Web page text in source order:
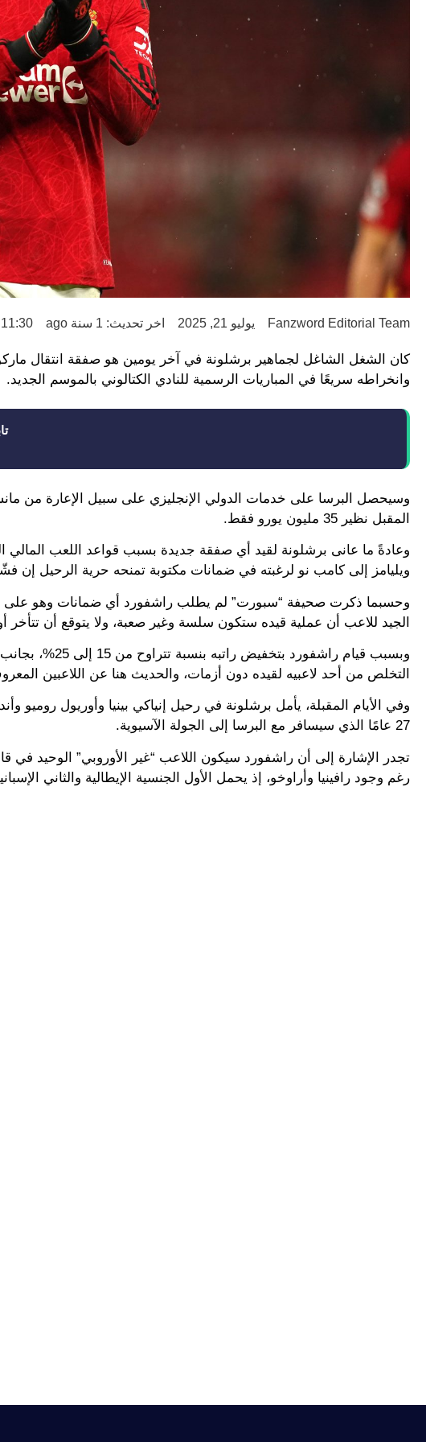
Fanzword Editorial Team يوليو 21, 2025 اخر تحديث: 1 سنة ago 11:30 ص
كان الشغل الشاغل لجماهير برشلونة في آخر يومين هو صفقة انتقال
وانخراطه سريعًا في المباريات الرسمية للنادي الكتالوني بالموسم الجديد.
وسيحصل البرسا على خدمات الدولي الإنجليزي على سبيل الإعارة من
المقبل نظير 35 مليون يورو فقط.
وعادةً ما عانى برشلونة لقيد أي صفقة جديدة بسبب قواعد اللعب المالي
ويليامز إلى كامب نو لرغبته في ضمانات مكتوبة تمنحه حرية الرحيل إن
وحسبما ذكرت صحيفة “سبورت” لم يطلب راشفورد أي ضمانات وهو على
الجيد للاعب أن عملية قيده ستكون سلسة وغير صعبة، ولا يتوقع أن تتأخر
وبسبب قيام
التخلص من أحد لاعبيه لقيده دون أزمات، والحديث هنا عن اللاعبين
وفي الأيام المقبلة، يأمل برشلونة في رحيل إنياكي بينيا وأوريول
27 عامًا الذي سيسافر مع البرسا إلى الجولة الآسيوية.
تجدر الإشارة إلى أن راشفورد سيكون اللاعب “غير الأوروبي” الوحيد في
رغم وجود رافينيا وأراوخو، إذ يحمل الأول الجنسية الإيطالية والثاني